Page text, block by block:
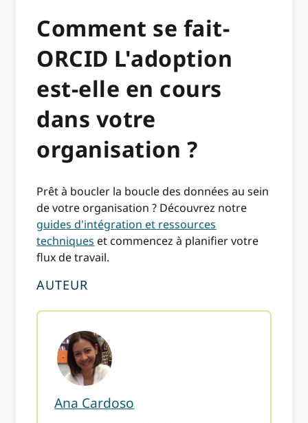
Comment se fait-
ORCID L'adoption
est-elle en cours
dans votre
organisation ?
Prêt à boucler la boucle des données au sein
de votre organisation ? Découvrez notre
guides d'intégration et ressources
techniques et commencez à planifier votre
flux de travail.
AUTEUR
Ana Cardoso